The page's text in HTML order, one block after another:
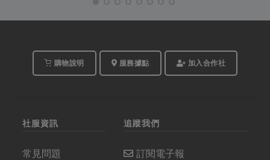
出發，設計以「飲品」
的營養缺口。
購物說明 服務據點 加入合作社
社服資訊
常見問題
追蹤我們
訂閱電子報